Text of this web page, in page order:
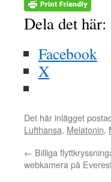
Dela det här:
Facebook
X
Det här inlägget
Lufthansa, Melatonin,
← Billiga
webkamera på